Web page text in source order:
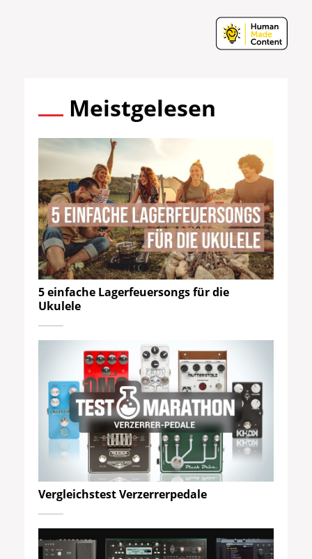
Meistgelesen
5 einfache Lagerfeuersongs für die
Ukulele
Vergleichstest Verzerrerpedale